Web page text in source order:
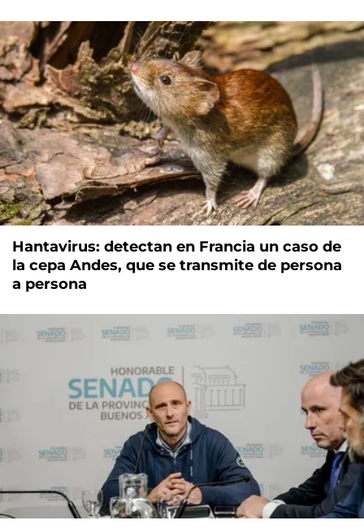
Hantavirus: detectan en Francia un caso de
la cepa Andes, que se transmite de persona
a persona